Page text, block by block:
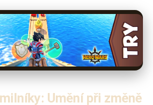
Umění při změně